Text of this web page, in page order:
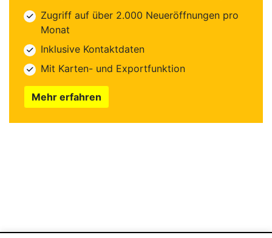
Zugriff auf über 2.000 Neueröffnungen pro
Monat
Inklusive Kontaktdaten
Mit Karten- und Exportfunktion
Mehr erfahren